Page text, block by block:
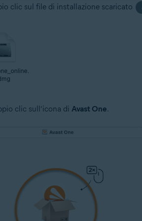
clic sul file di installazione scaricato
clic sull’icona di Avast One.